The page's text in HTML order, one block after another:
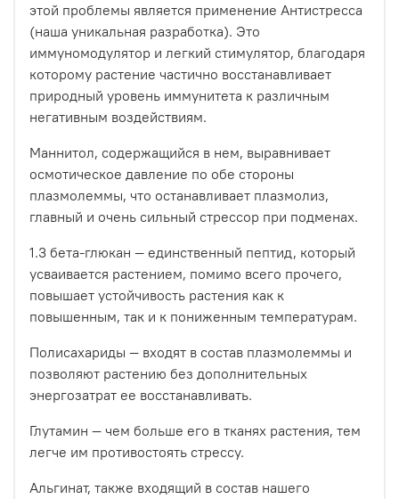
этой проблемы является применение Антистресса
(наша уникальная разработка). Это
иммуномодулятор и легкий стимулятор, благодаря
которому растение частично восстанавливает
природный уровень иммунитета к различным
негативным воздействиям.
Маннитол, содержащийся в нем, выравнивает
осмотическое давление по обе стороны
плазмолеммы, что останавливает плазмолиз,
главный и очень сильный стрессор при подменах.
1.3 бета-глюкан — единственный пептид, который
усваивается растением, помимо всего прочего,
повышает устойчивость растения как к
повышенным, так и к пониженным температурам.
Полисахариды — входят в состав плазмолеммы и
позволяют растению без дополнительных
энергозатрат ее восстанавливать.
Глутамин — чем больше его в тканях растения, тем
легче им противостоять стрессу.
Альгинат, также входящий в состав нашего